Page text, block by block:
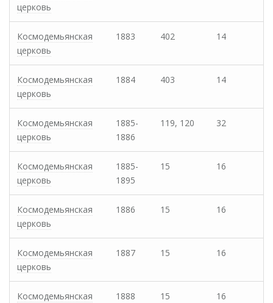
церковь
Космодемьянская
церковь
1883 402 14
Космодемьянская
церковь
1884 403 14
Космодемьянская
церковь
1885-
1886
119, 120 32
Космодемьянская
церковь
1885-
1895
15 16
Космодемьянская
церковь
1886 15 16
Космодемьянская
церковь
1887 15 16
Космодемьянская
1888 15 16